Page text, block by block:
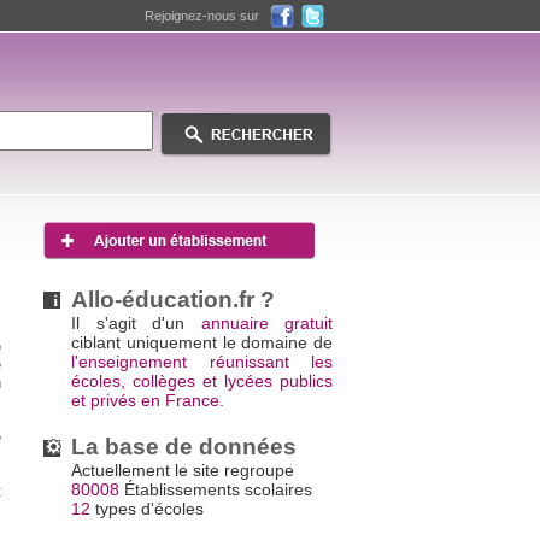
Rejoignez-nous sur
Allo-éducation.fr ?
Il s'agit d'un annuaire gratuit
ciblant uniquement le domaine de
l'enseignement réunissant les
écoles, collèges et lycées publics
et privés en France.
La base de données
Actuellement le site regroupe
80008 Établissements scolaires
12 types d'écoles